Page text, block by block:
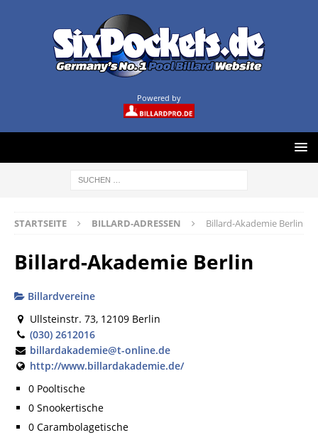
Powered by
STARTSEITE BILLARD-ADRESSEN Billard-Akademie Berlin
Billard-Akademie Berlin
Billardvereine
Ullsteinstr. 73, 12109 Berlin
(030) 2612016
billardakademie@t-online.de
http://www.billardakademie.de/
0 Pooltische
0 Snookertische
0 Carambolagetische